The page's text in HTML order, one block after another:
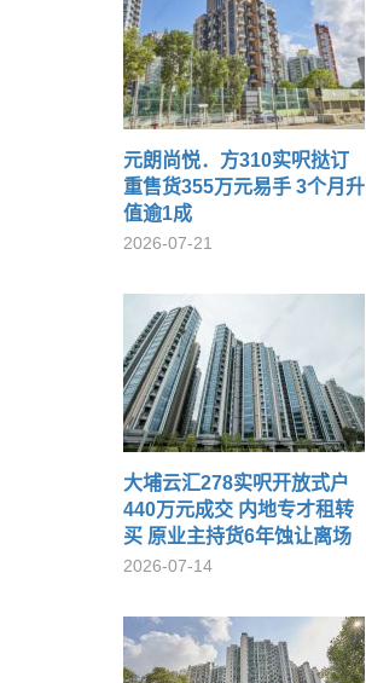
元朗尚悦．方310实呎挞订
重售货355万元易手 3个月升
值逾1成
2026-07-21
大埔云汇278实呎开放式户
440万元成交 内地专才租转
买 原业主持货6年蚀让离场
2026-07-14